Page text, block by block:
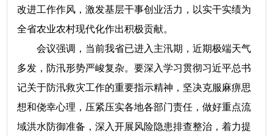
改进工作作风，激发基层干事创业活力，以实干实绩为
全省农业农村现代化作出积极贡献。
会议强调，当前我省已进入主汛期，近期极端天气
多发，防汛形势严峻复杂。要深入学习贯彻习近平总书
记关于防汛救灾工作的重要指示精神，坚决克服麻痹思
想和侥幸心理，压紧压实各地各部门责任，做好重点流
域洪水防御准备，深入开展风险隐患排查整治，着力提